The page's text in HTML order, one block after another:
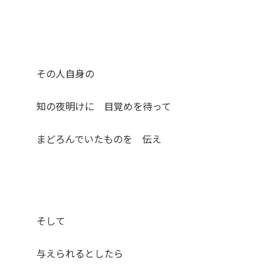
その人自身の
知の夜明けに 目覚めを待って
まどろんでいたものを 伝え
そして
与えられるとしたら